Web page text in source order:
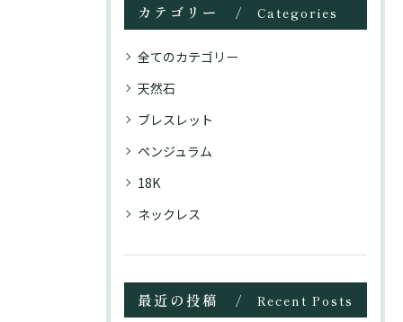
カテゴリー Categories
全てのカテゴリー
天然石
ブレスレット
ペンジュラム
18K
ネックレス
最近の投稿 Recent Posts